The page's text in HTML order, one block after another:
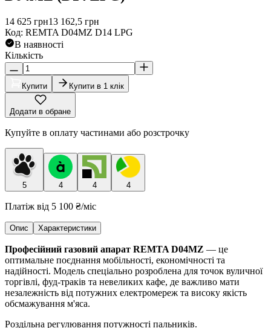
14 625 грн13 162,5 грн
Код: REMTA D04MZ D14 LPG
В наявності
Кількість
Купити Купити в 1 клік
Додати в обране
Купуйте в оплату частинами або розстрочку
5 4 4 4
Платіж від 5 100 ₴/міс
Опис Характеристики
Професійний газовий апарат REMTA D04MZ — це
оптимальне поєднання мобільності, економічності та
надійності. Модель спеціально розроблена для точок вуличної
торгівлі, фуд-траків та невеликих кафе, де важливо мати
незалежність від потужних електромереж та високу якість
обсмажування м'яса.
Роздільна регулювання потужності пальників.